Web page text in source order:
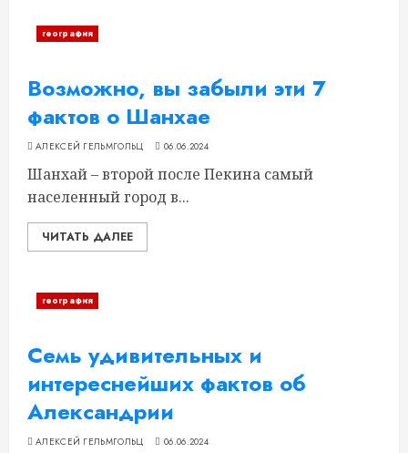
география
Возможно, вы забыли эти 7
фактов о Шанхае
АЛЕКСЕЙ ГЕЛЬМГОЛЬЦ 06.06.2024
Шанхай – второй после Пекина самый
населенный город в...
ЧИТАТЬ ДАЛЕЕ
география
Семь удивительных и
интереснейших фактов об
Александрии
АЛЕКСЕЙ ГЕЛЬМГОЛЬЦ 06.06.2024